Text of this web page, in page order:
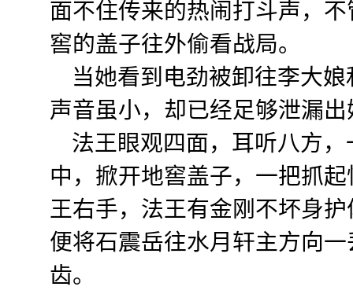
面不住传来的热闹打斗声，
窖的盖子往外偷看战局。
当她看到电劲被卸往李大娘
声音虽小，却已经足够泄漏
法王眼观四面，耳听八方，
中，掀开地窖盖子，一把抓
王右手，法王有金刚不坏身
便将石震岳往水月轩主方向
齿。